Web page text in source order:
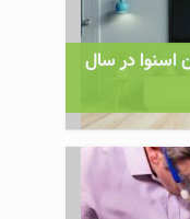
اسنوا در سال